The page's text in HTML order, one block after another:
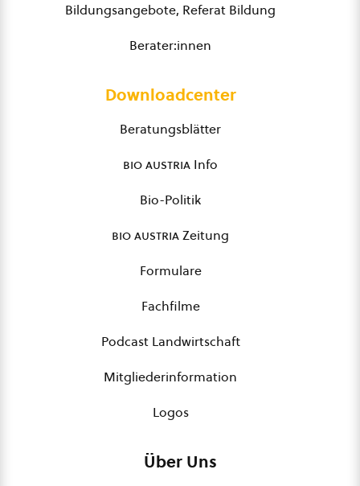
Bildungsangebote, Referat Bildung
Berater:innen
Downloadcenter
Beratungsblätter
bio austria Info
Bio-Politik
bio austriaZeitung
Formulare
Fachfilme
Podcast Landwirtschaft
Mitgliederinformation
Logos
Über Uns